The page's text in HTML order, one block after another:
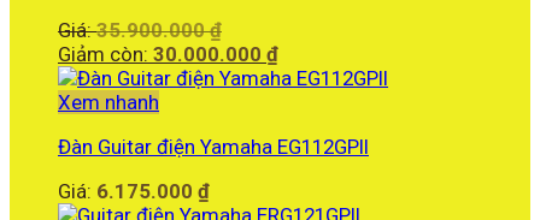
Giá:35.900.000₫
gốc
là:
Giảm còn: 30.000.000 ₫Giá
hiện
30.000.000 ₫.
Xem nhanh
Đàn Guitar điện Yamaha EG112GPII
Giá: 6.175.000 ₫